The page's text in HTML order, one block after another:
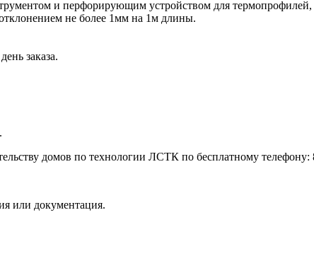
и перфорирующим устройством для термопрофилей,
не более 1мм на 1м длины.
заказа.
домов по технологии ЛСТК по бесплатному телефону:
или документация.